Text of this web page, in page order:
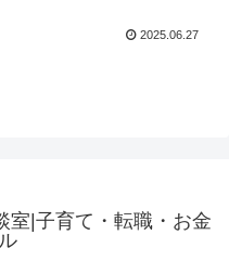
2025.06.27
室|子育て・転職・お金